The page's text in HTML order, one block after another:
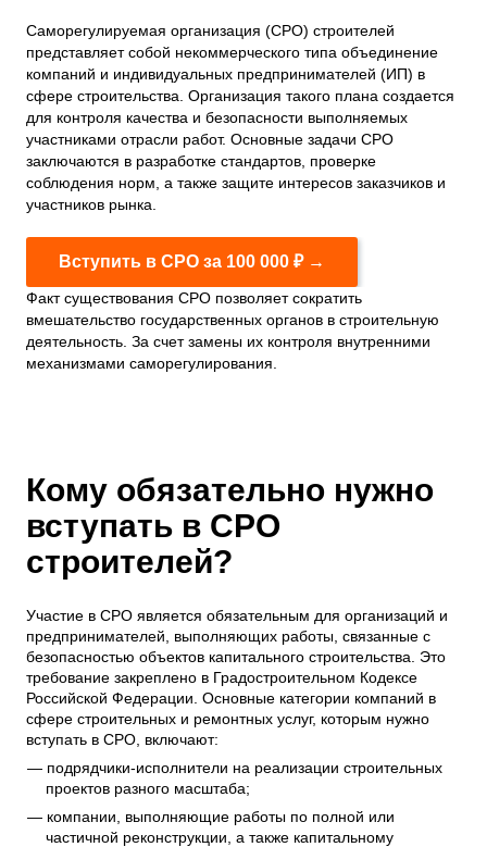
Саморегулируемая организация (СРО) строителей
представляет собой некоммерческого типа объединение
компаний и индивидуальных предпринимателей (ИП) в
сфере строительства. Организация такого плана создается
для контроля качества и безопасности выполняемых
участниками отрасли работ. Основные задачи СРО
заключаются в разработке стандартов, проверке
соблюдения норм, а также защите интересов заказчиков и
участников рынка.
Вступить в СРО за 100 000 ₽ →
Факт существования СРО позволяет сократить
вмешательство государственных органов в строительную
деятельность. За счет замены их контроля внутренними
механизмами саморегулирования.
Кому обязательно нужно
вступать в СРО
строителей?
Участие в СРО является обязательным для организаций и
предпринимателей, выполняющих работы, связанные с
безопасностью объектов капитального строительства. Это
требование закреплено в Градостроительном Кодексе
Российской Федерации. Основные категории компаний в
сфере строительных и ремонтных услуг, которым нужно
вступать в СРО, включают:
подрядчики-исполнители на реализации строительных
проектов разного масштаба;
компании, выполняющие работы по полной или
частичной реконструкции, а также капитальному